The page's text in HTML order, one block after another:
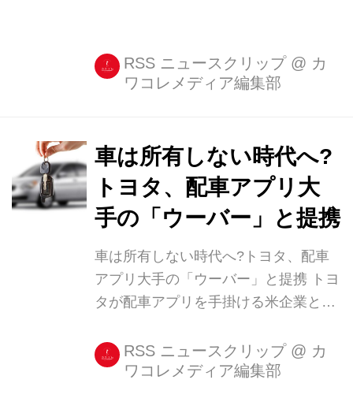
RSS ニュースクリップ @ カ
ワコレメディア編集部
車は所有しない時代へ?
トヨタ、配車アプリ大
手の「ウーバー」と提携
車は所有しない時代へ?トヨタ、配車
アプリ大手の「ウーバー」と提携 トヨ
タが配車アプリを手掛ける米企業と提
トヨタ自動車は25日、Uber
Technologies,Inc.(ウーバー社)と、ライ
RSS ニュースクリップ @ カ
ワコレメディア編集部